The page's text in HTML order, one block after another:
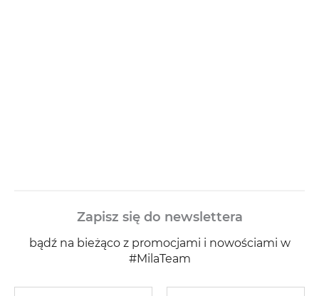
Zapisz się do newslettera
bądź na bieżąco z promocjami i nowościami w
#MilaTeam